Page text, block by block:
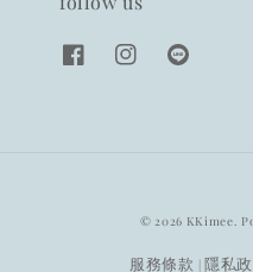
© 2026 KKimee.
服務條款 隱私